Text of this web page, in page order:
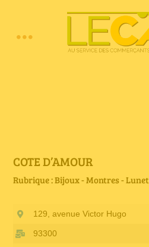
Toggle
E-book
Petites annonces
COTE D’AMOUR
Rubrique : Bijoux - Montres -
129, avenue Victor Hugo
93300